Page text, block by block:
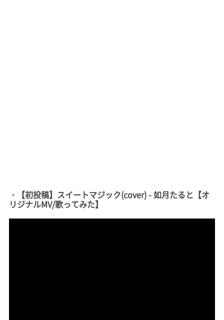
・【初投稿】スイートマジック(cover) - 如月たると【オ
リジナルMV/歌ってみた】